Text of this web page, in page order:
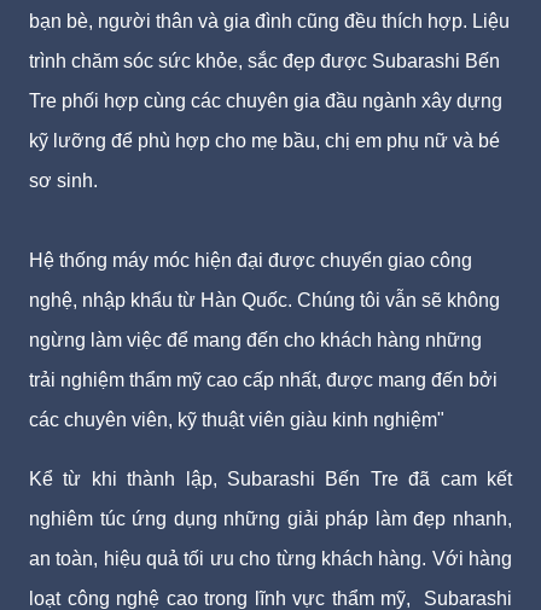
bạn bè, người thân và gia đình cũng đều thích hợp. Liệu
trình chăm sóc sức khỏe, sắc đẹp được Subarashi Bến
Tre phối hợp cùng các chuyên gia đầu ngành xây dựng
kỹ lưỡng để phù hợp cho mẹ bầu, chị em phụ nữ và bé
sơ sinh.
Hệ thống máy móc hiện đại được chuyển giao công
nghệ, nhập khẩu từ Hàn Quốc. Chúng tôi vẫn sẽ không
ngừng làm việc để mang đến cho khách hàng những
trải nghiệm thẩm mỹ cao cấp nhất, được mang đến bởi
các chuyên viên, kỹ thuật viên giàu kinh nghiệm"
Kể từ khi thành lập, Subarashi Bến Tre đã cam kết
nghiêm túc ứng dụng những giải pháp làm đẹp nhanh,
an toàn, hiệu quả tối ưu cho từng khách hàng. Với hàng
loạt công nghệ cao trong lĩnh vực thẩm mỹ, Subarashi